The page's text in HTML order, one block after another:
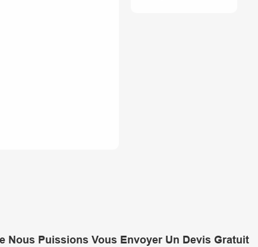
Nous Puissions Vous Envoyer Un Devis Gratuit